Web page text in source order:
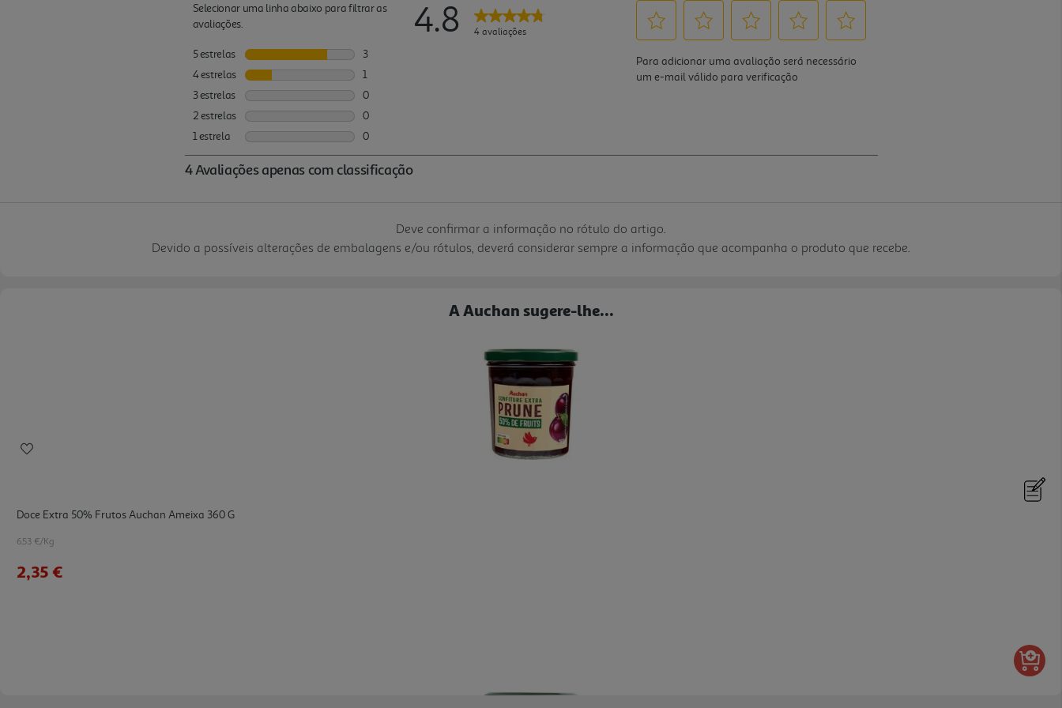
Deve confirmar a informação no rótulo do artigo.
Devido a possíveis alterações de embalagens e/ou rótulos, deverá considerar sempre a informação que acompanha o produto que recebe.
A Auchan sugere-lhe...
Doce Extra 50% Frutos Auchan Ameixa 360 G
6.53 €/Kg
2,35 €